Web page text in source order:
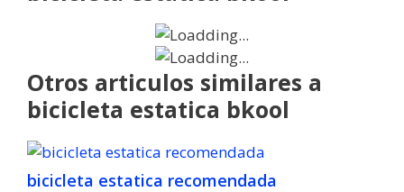
Otros articulos similares a
bicicleta estatica bkool
bicicleta estatica recomendada